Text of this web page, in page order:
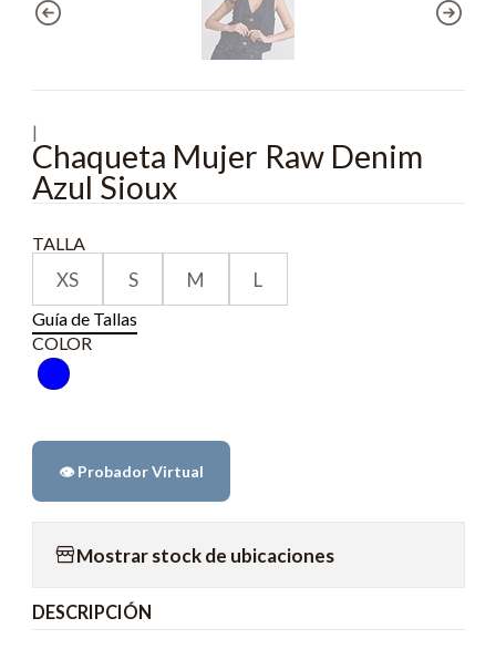
|
Chaqueta Mujer Raw Denim
Azul Sioux
TALLA
XS S M L
Guía de Tallas
COLOR
👁️ Probador Virtual
Mostrar stock de ubicaciones
DESCRIPCIÓN